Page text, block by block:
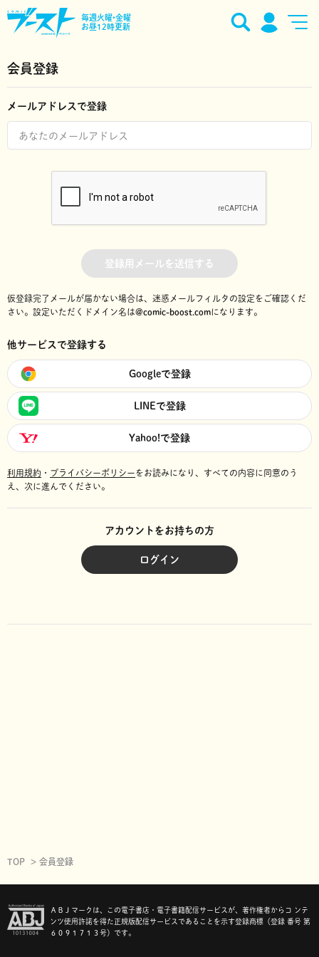
毎週火曜•金曜
お昼12時更新
会員登録
メールアドレスで登録
登録用メールを送信する
仮登録完了メールが届かない場合は、迷惑メールフィルタの設定をご確認くだ
さい。 設定いただくドメイン名は@comic-boost.comになります。
他サービスで登録する
Googleで登録
LINEで登録
Yahoo!で登録
利用規約 ・ プライバシーポリシーをお読みになり、 すべての内容に同意のう
え、次に進んでください。
アカウントをお持ちの方
ログイン
TOP 会員登録
ＡＢＪマークは、この電子書店・電子書籍配信サービスが、著作権者からコ ンテ
ンツ使用許諾を得た正規版配信サービスであることを示す登録商標（登録 番号 第
６０９１７１３号）です。